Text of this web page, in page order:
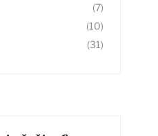
(7)
(10)
(31)